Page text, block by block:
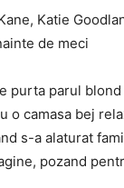
Katie
de meci
purta parul
o camasa bej
s-a alaturat
pozand